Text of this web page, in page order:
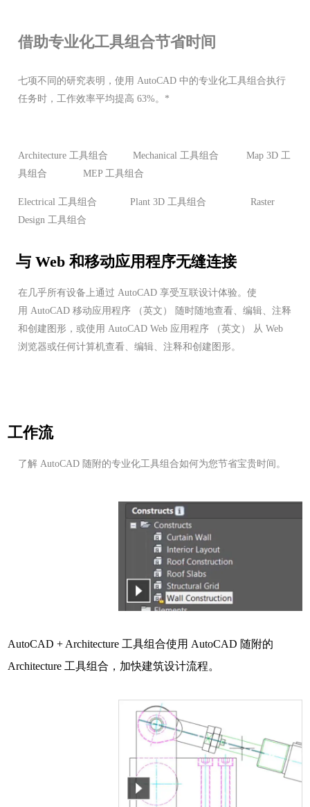
借助专业化工具组合节省时间
七项不同的研究表明，使用 AutoCAD 中的专业化工具组合执行
任务时，工作效率平均提高 63%。*
Architecture 工具组合Mechanical 工具组合Map 3D 工
具组合MEP 工具组合
Electrical 工具组合Plant 3D 工具组合Raster
Design 工具组合
与 Web 和移动应用程序无缝连接
在几乎所有设备上通过 AutoCAD 享受互联设计体验。使
用 AutoCAD 移动应用程序 （英文） 随时随地查看、编辑、注释
和创建图形，或使用 AutoCAD Web 应用程序 （英文） 从 Web
浏览器或任何计算机查看、编辑、注释和创建图形。
工作流
了解 AutoCAD 随附的专业化工具组合如何为您节省宝贵时间。
AutoCAD + Architecture 工具组合使用 AutoCAD 随附的
Architecture 工具组合，加快建筑设计流程。